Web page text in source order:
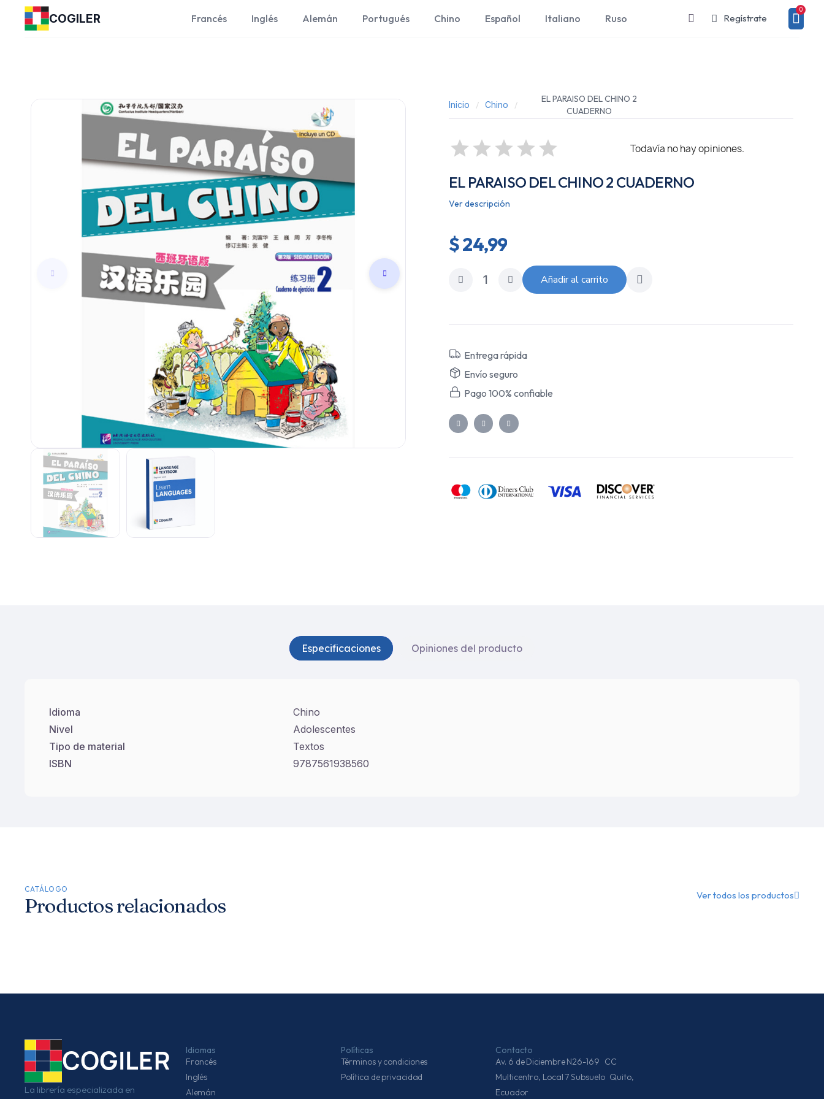
COGILER Francés Inglés Alemán Portugués Chino Español Italiano Ruso Regístrate
Inicio Chino
EL PARAISO DEL CHINO 2
CUADERNO
Todavía no hay opiniones.
EL PARAISO DEL CHINO 2 CUADERNO
Ver descripción
$ 24,99
Añadir al carrito
Entrega rápida
Envío seguro
Pago 100% confiable
Especificaciones Opiniones del producto
Idioma
Chino
Nivel
Adolescentes
Tipo de material
Textos
ISBN
9787561938560
CATÁLOGO
Productos relacionados Ver todos los productos
COGILER
La librería especializada en
Idiomas
Francés
Inglés
Alemán
Políticas
Términos y condiciones
Política de privacidad
Contacto
Av. 6 de Diciembre N26-169 CC
Multicentro, Local 7 Subsuelo Quito,
Ecuador